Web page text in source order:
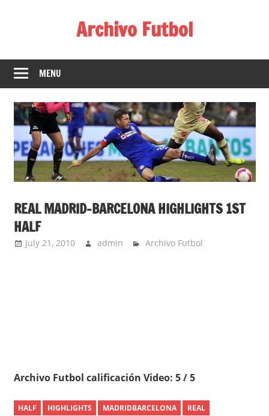
Archivo Futbol
Mejor
de
de
fútbol
MENU
REAL MADRID-BARCELONA HIGHLIGHTS 1ST
HALF
July 21, 2010 admin Archivo Futbol
Archivo Futbol calificación Video: 5 / 5
HALF HIGHLIGHTS MADRIDBARCELONA REAL